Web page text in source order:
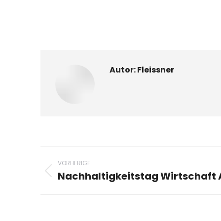
Autor:Fleissner
Beitragsnavigation
VORHERIGE
Vorheriger
Nachhaltigkeitstag Wirtschaft